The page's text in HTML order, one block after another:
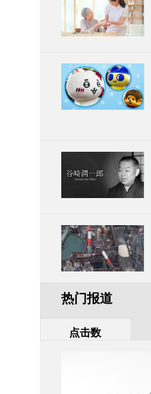
热门报道
点击数